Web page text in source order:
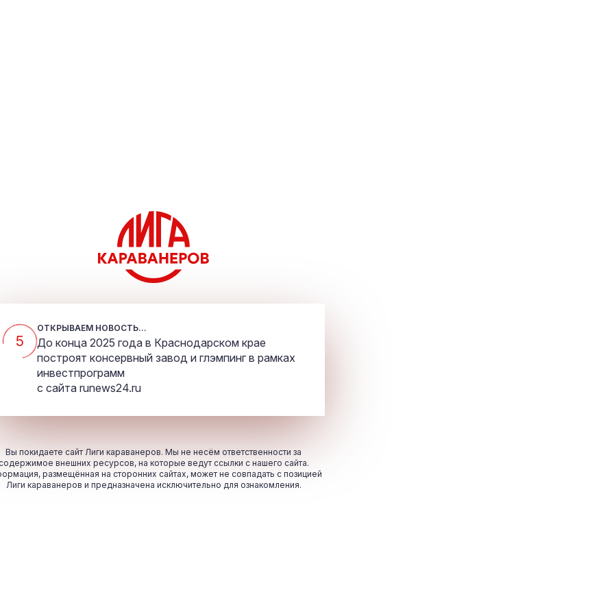
5
ОТКРЫВАЕМ НОВОСТЬ...
До конца 2025 года в Краснодарском крае
построят консервный завод и глэмпинг в рамках
инвестпрограмм
с сайта runews24.ru
Вы покидаете сайт Лиги караванеров. Мы не несём ответственности за
внешних ресурсов, на которые ведут ссылки с нашего сайта.
размещённая на сторонних сайтах, может не совпадать с позицией
Лиги караванеров и предназначена исключительно для ознакомления.